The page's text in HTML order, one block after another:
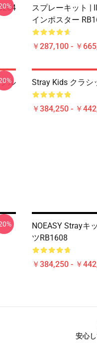
スプレーキット |
インポスター
￥287,100 - ￥
ル
Stray Kids クラシ
￥384,250 - ￥
NOEASY Strayキ
ツRB1608
￥384,250 - ￥
安心